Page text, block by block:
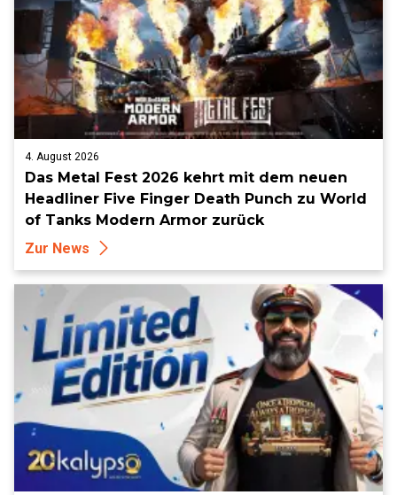
4. August 2026
Das Metal Fest 2026 kehrt mit dem neuen
Headliner Five Finger Death Punch zu World
of Tanks Modern Armor zurück
Zur News